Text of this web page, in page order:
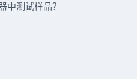
中测试样品？